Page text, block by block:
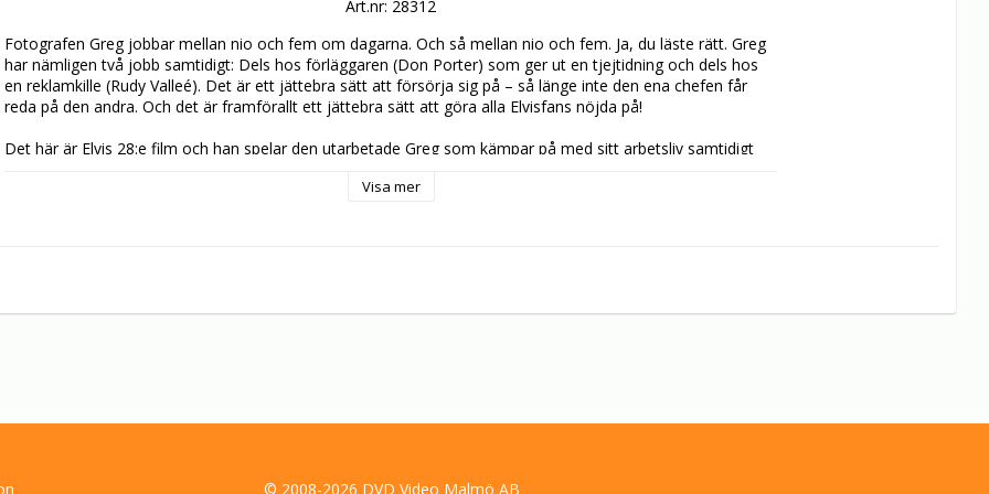
Art.nr: 28312
Fotografen Greg jobbar mellan nio och fem om dagarna. Och så mellan nio och fem. Ja, du läste rätt. Greg
har nämligen två jobb samtidigt: Dels hos förläggaren (Don Porter) som ger ut en tjejtidning och dels hos
en reklamkille (Rudy Valleé). Det är ett jättebra sätt att försörja sig på – så länge inte den ena chefen får
reda på den andra. Och det är framförallt ett jättebra sätt att göra alla Elvisfans nöjda på!
Det här är Elvis 28:e film och han spelar den utarbetade Greg som kämpar på med sitt arbetsliv samtidigt
härliga låtar bidrar till den skojfriska stämningen, bl a ”A Little Less Conversation” och ”Edge of Realitys”
Visa mer
© 2008-2026 DVD Video Malmö AB